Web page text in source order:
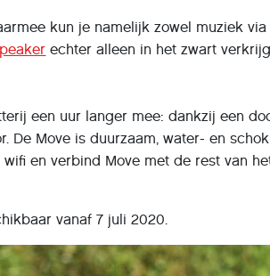
kun je namelijk zowel muziek
echter alleen in het zwart
een uur langer mee: dankzij een
Move is duurzaam, water- en
en verbind Move met de rest van
vanaf 7 juli 2020.